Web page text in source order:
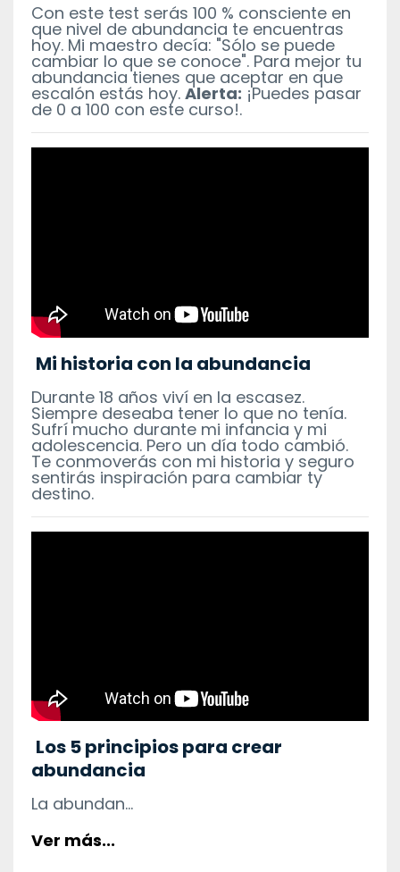
Con este test serás 100 % consciente en
que nivel de abundancia te encuentras
hoy. Mi maestro decía: "Sólo se puede
cambiar lo que se conoce". Para mejor tu
abundancia tienes que aceptar en que
escalón estás hoy. Alerta: ¡Puedes pasar
de 0 a 100 con este curso!.
Mi historia con la abundancia
Durante 18 años viví en la escasez.
Siempre deseaba tener lo que no tenía.
Sufrí mucho durante mi infancia y mi
adolescencia. Pero un día todo cambió.
Te conmoverás con mi historia y seguro
sentirás inspiración para cambiar ty
destino.
Los 5 principios para crear
abundancia
La abundan...
Ver más...